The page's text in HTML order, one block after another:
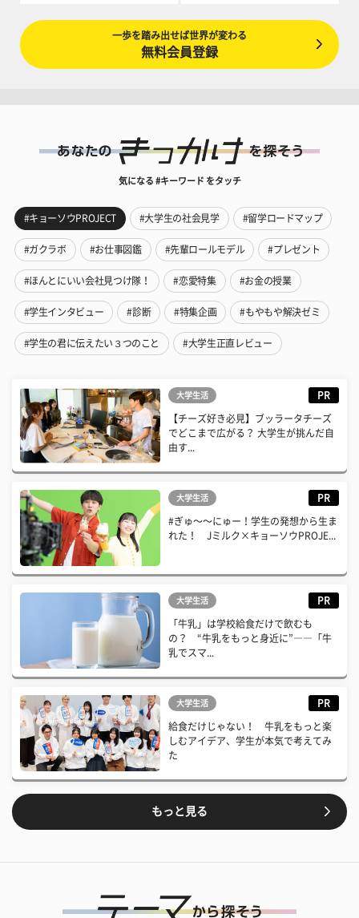
一歩を踏み出せば世界が変わる
無料会員登録
気になる #キーワード をタッチ
#キョーソウPROJECT #大学生の社会見学 #留学ロードマップ
#ガクラボ #お仕事図鑑 #先輩ロールモデル #プレゼント
#ほんとにいい会社見つけ隊！ #恋愛特集 #お金の授業
#学生インタビュー #診断 #特集企画 #もやもや解決ゼミ
#学生の君に伝えたい３つのこと #大学生正直レビュー
大学生活 PR
【チーズ好き必見】ブッラータチーズ
でどこまで広がる？ 大学生が挑んだ自
由す...
大学生活 PR
#ぎゅ〜〜にゅー！学生の発想から生ま
れた！ Jミルク×キョーソウPROJE...
大学生活 PR
「牛乳」は学校給食だけで飲むも
の？ “牛乳をもっと身近に”――「牛
乳でスマ...
大学生活 PR
給食だけじゃない！ 牛乳をもっと楽
しむアイデア、学生が本気で考えてみ
た
もっと見る